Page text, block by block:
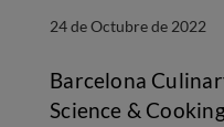
24 de Octubre de 2022
Barcelona
Science &